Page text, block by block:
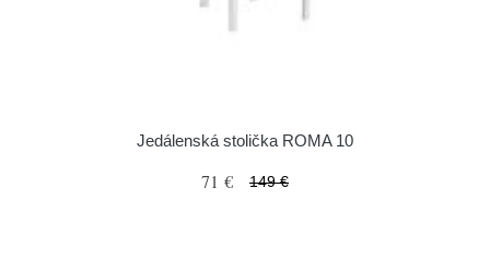
Jedálenská stolička ROMA 10
71 € 149 €